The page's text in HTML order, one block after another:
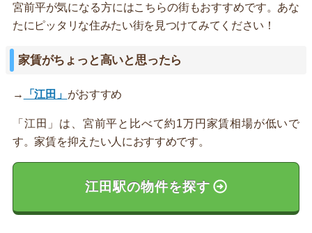
宮前平が気になる方にはこちらの街もおすすめです。あな
たにピッタリな住みたい街を見つけてみてください！
家賃がちょっと高いと思ったら
→ 「江田」 がおすすめ
「江田」は、宮前平と比べて約1万円家賃相場が低いで
す。家賃を抑えたい人におすすめです。
江田駅の物件を探す